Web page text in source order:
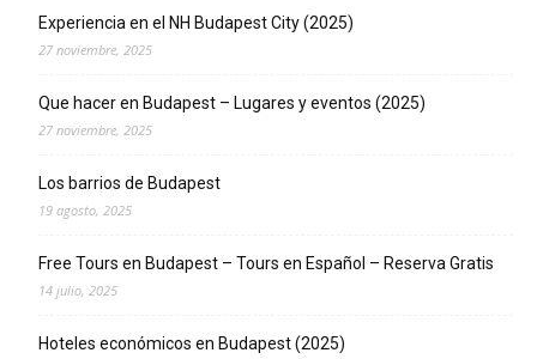
Experiencia en el NH Budapest City (2025)
27 noviembre, 2025
Que hacer en Budapest – Lugares y eventos (2025)
27 noviembre, 2025
Los barrios de Budapest
19 agosto, 2025
Free Tours en Budapest – Tours en Español – Reserva Gratis
14 julio, 2025
Hoteles económicos en Budapest (2025)